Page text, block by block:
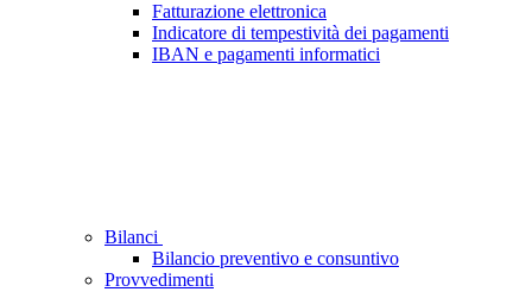
Fatturazione elettronica
Indicatore di tempestività dei pagamenti
IBAN e pagamenti informatici
Bilanci
Bilancio preventivo e consuntivo
Provvedimenti